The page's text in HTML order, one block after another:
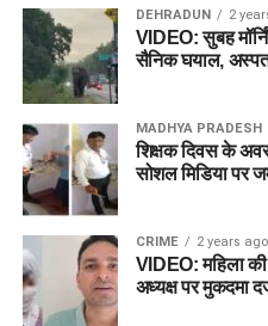
DEHRADUN 2
VIDEO: सुबह
सैनिक घयाल,
MADHYA PRADESH
शिक्षक दिवस के
सोशल मिडिया पर
CRIME 2 years ago
VIDEO: महिला
अध्यक्ष पर मुकदमा